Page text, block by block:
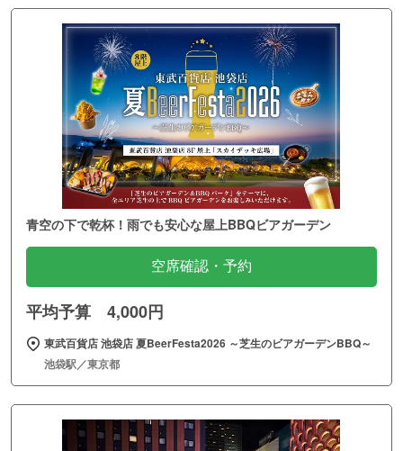
青空の下で乾杯！雨でも安心な屋上BBQビアガーデン
空席確認・予約
平均予算 4,000円
東武百貨店 池袋店 夏BeerFesta2026 ～芝生のビアガーデンBBQ～
池袋駅／東京都